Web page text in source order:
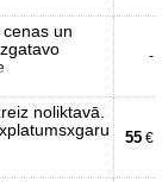
un
-
noliktavā.
55 €